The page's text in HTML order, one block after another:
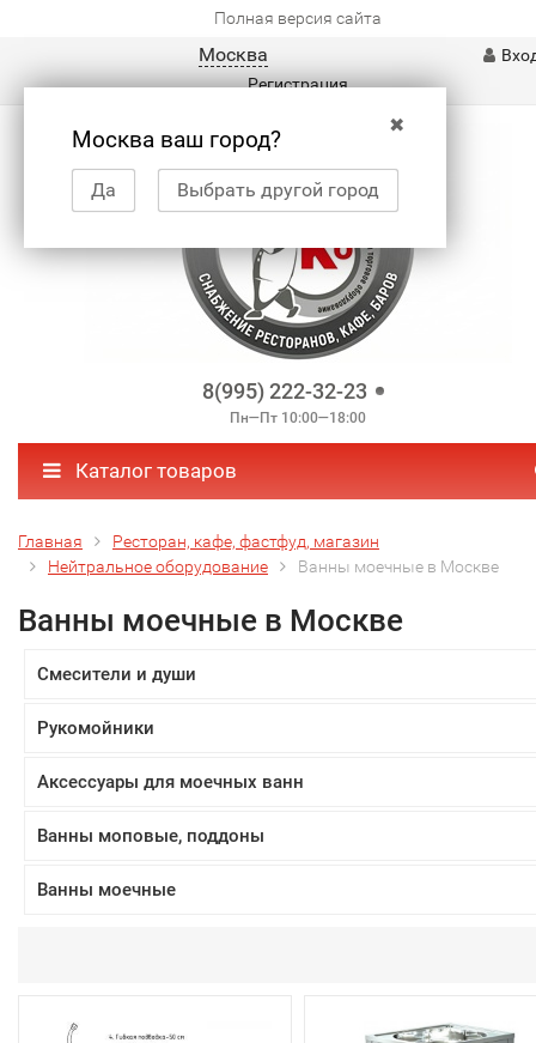
Полная версия сайта
Москва
✖
Москва ваш город?
Да Выбрать другой город
Регистрация
8(995) 222-32-23
Пн—Пт 10:00—18:00
Каталог товаров
Главная
Ресторан, кафе, фастфуд, магазин
Нейтральное оборудование
Ванны моечные в Москве
Ванны моечные в Москве
Смесители и души
Рукомойники
Аксессуары для моечных ванн
Ванны моповые, поддоны
Ванны моечные